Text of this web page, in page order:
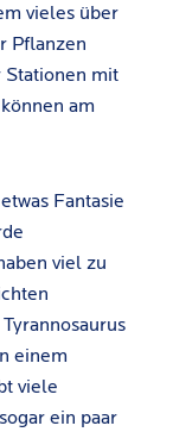
vieles über
Pflanzen
Stationen mit
am
Fantasie
viel zu
einem
viele
ein paar